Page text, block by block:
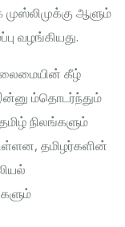
முஸ்லிமுக்கு ஆளும்
வழங்கியது.
கீழ்
ம்தொடர்ந்தும்
நிலங்களும்
தமிழர்களின்